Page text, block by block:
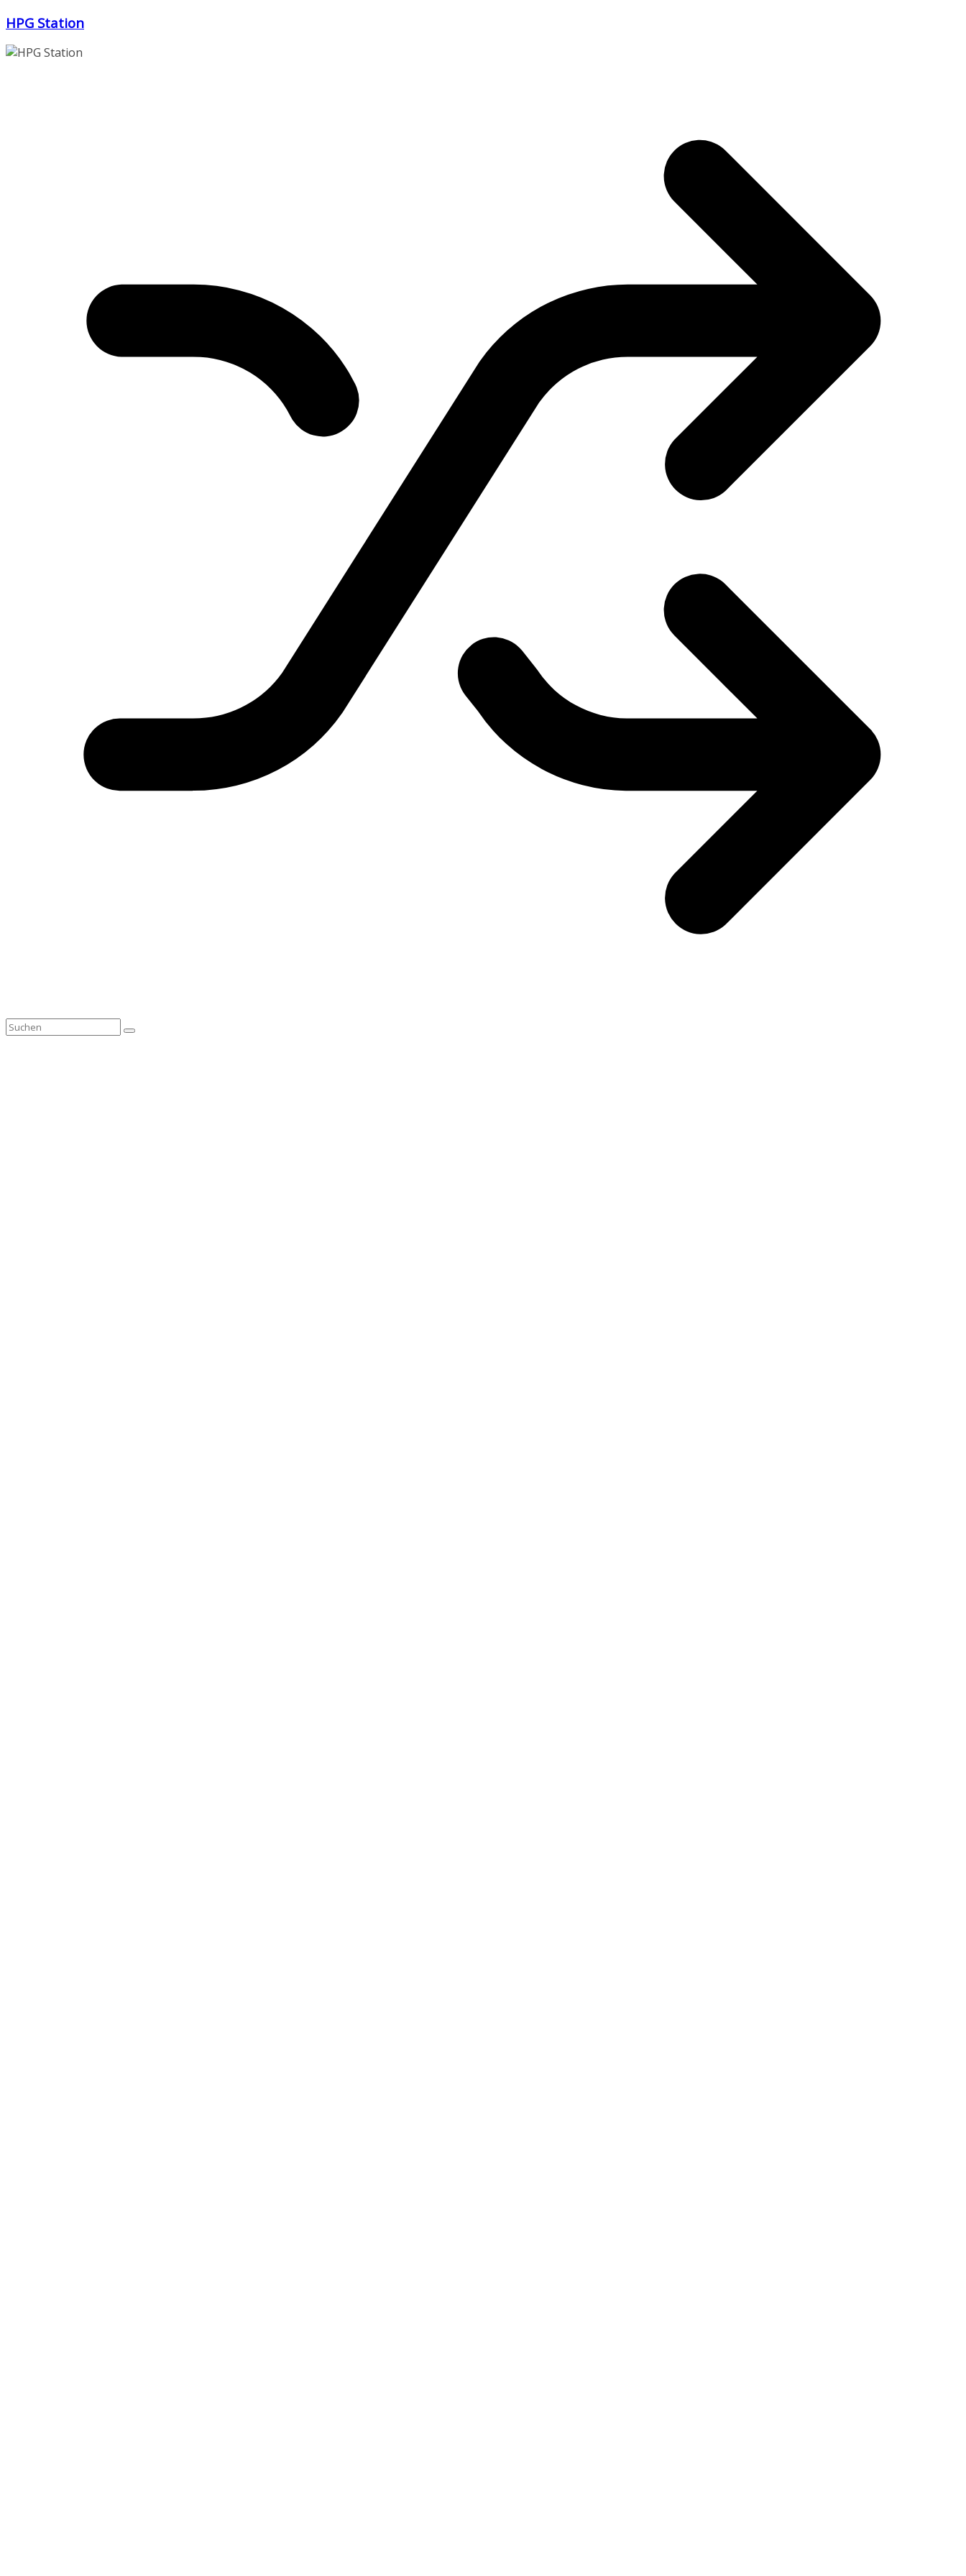
Zum
springen
HPG Station